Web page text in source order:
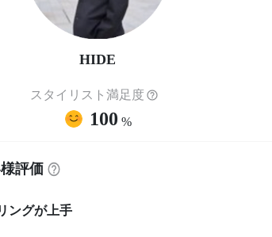
HIDE
スタイリスト満足度
100 %
評価
ングが上手